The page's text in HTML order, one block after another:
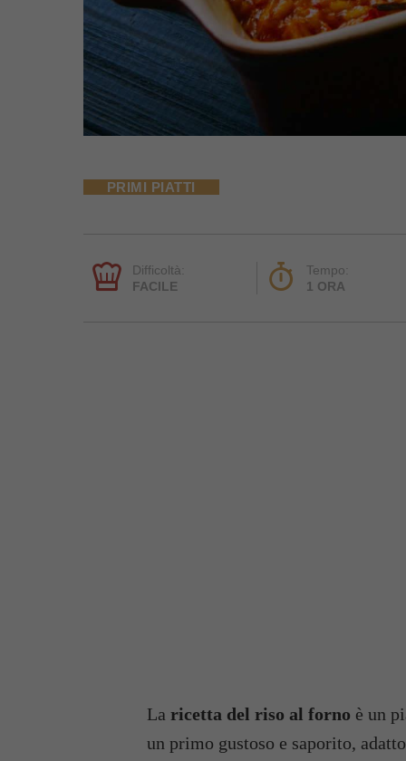
PRIMI PIATTI
Difficoltà:
FACILE
Tempo:
1 ORA
La ricetta del riso al forno è un
un primo gustoso e saporito,